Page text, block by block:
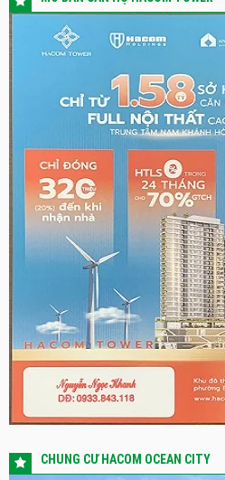
CHUNG CƯ HACOM OCEAN CITY